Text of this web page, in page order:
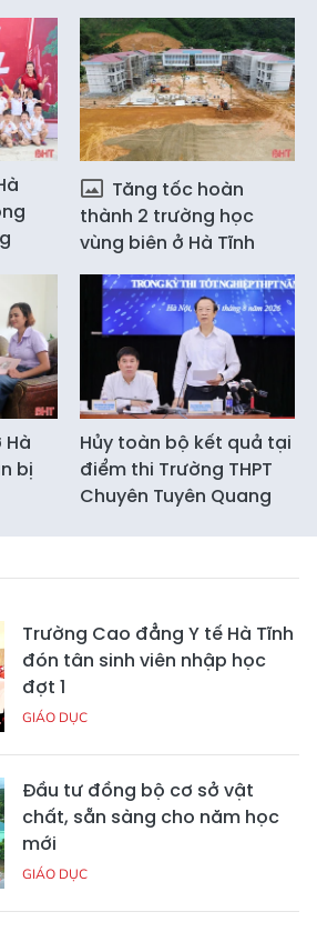
Tăng tốc hoàn
thành 2 trường học
vùng biên ở Hà Tĩnh
bị
Hủy toàn bộ kết quả tại
điểm thi Trường THPT
Chuyên Tuyên Quang
Trường Cao đẳng Y tế Hà Tĩnh
đón tân sinh viên nhập học
đợt 1
GIÁO DỤC
Đầu tư đồng bộ cơ sở vật
chất, sẵn sàng cho năm học
mới
GIÁO DỤC